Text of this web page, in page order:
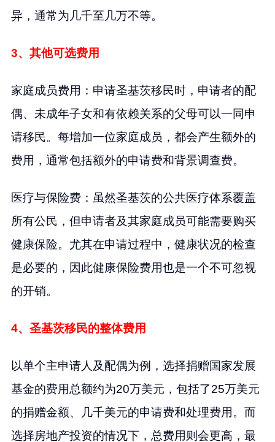
异，通常为几千至几万不等。
3、其他可选费用
家庭成员费用：申请圣基茨移民时，申请者的配
偶、未成年子女和有依赖关系的父母可以一同申
请移民。每增加一位家庭成员，都会产生额外的
费用，通常包括额外的申请费和背景调查费。
医疗与保险费：虽然圣基茨的公共医疗体系覆盖
所有公民，但申请者及其家庭成员可能需要购买
健康保险。尤其在申请过程中，健康状况的检查
是必要的，因此健康保险费用也是一个不可忽视
的开销。
4、圣基茨移民的整体费用
以单个主申请人及配偶为例，选择捐赠国家发展
基金的费用总额约为20万美元，包括了25万美元
的捐赠金额、几千美元的申请费和处理费用。而
选择房地产投资的情况下，总费用则会更高，最